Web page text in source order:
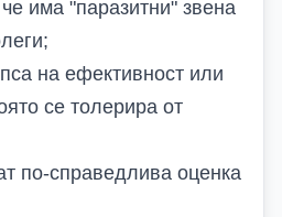
има "паразитни" звена
на ефективност или
се толерира от
по-справедлива оценка